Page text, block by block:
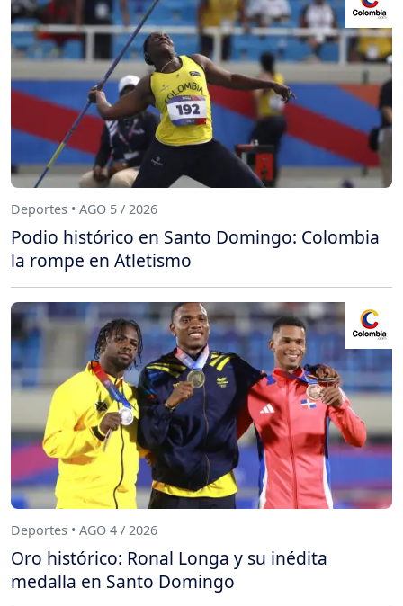
Deportes • AGO 5 / 2026
Podio histórico en Santo Domingo: Colombia
la rompe en Atletismo
Deportes • AGO 4 / 2026
Oro histórico: Ronal Longa y su inédita
medalla en Santo Domingo